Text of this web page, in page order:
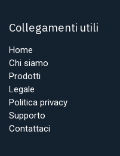
Collegamenti utili
Home
Chi siamo
Prodotti
Legale
Politica privacy
Supporto
Contattaci